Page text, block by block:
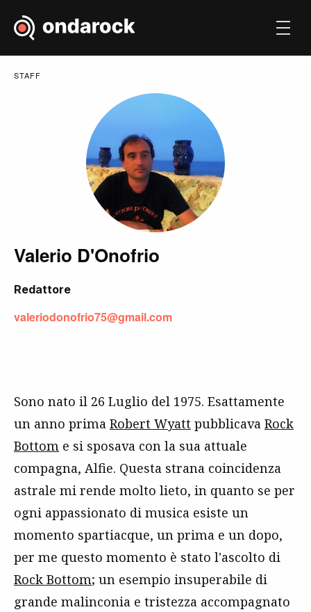
STAFF
Valerio D'Onofrio
Redattore
valeriodonofrio75@gmail.com
Sono nato il 26 Luglio del 1975. Esattamente
un anno prima Robert Wyatt pubblicava Rock
Bottom e si sposava con la sua attuale
compagna, Alfie. Questa strana coincidenza
astrale mi rende molto lieto, in quanto se per
ogni appassionato di musica esiste un
momento spartiacque, un prima e un dopo,
per me questo momento è stato l'ascolto di
Rock Bottom; un esempio insuperabile di
grande malinconia e tristezza accompagnato